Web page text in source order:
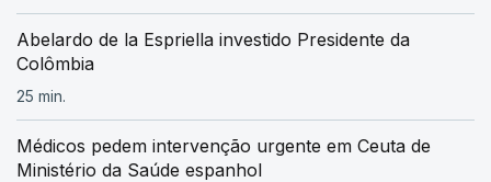
Abelardo de la Espriella investido Presidente da
Colômbia
25 min.
Médicos pedem intervenção urgente em Ceuta de
Ministério da Saúde espanhol